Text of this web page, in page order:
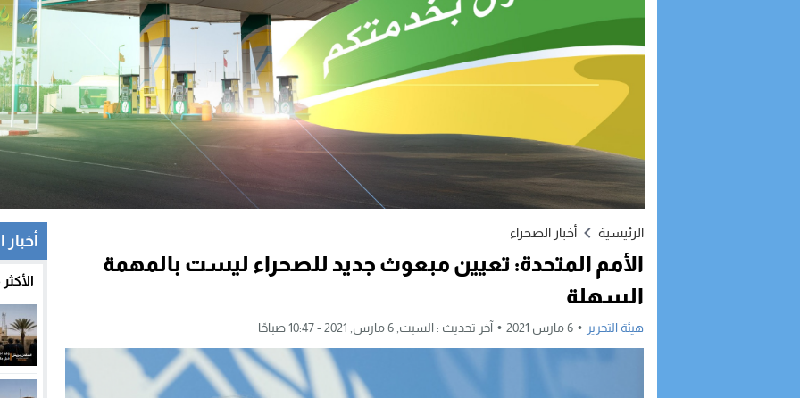
الرئيسية أخبار الصحراء
الأمم المتحدة: تعيين مبعوث جديد للصحراء ليست بالمهمة
السهلة
هيئة التحرير 6 مارس 2021 آخر تحديث : السبت, 6 مارس, 2021 - 10:47 صباحًا
أخبار